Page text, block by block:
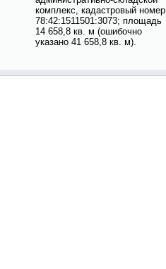
комплекс, кадастровый номер
78:42:1511501:3073; площадь
14 658,8 кв. м (ошибочно
указано 41 658,8 кв. м).